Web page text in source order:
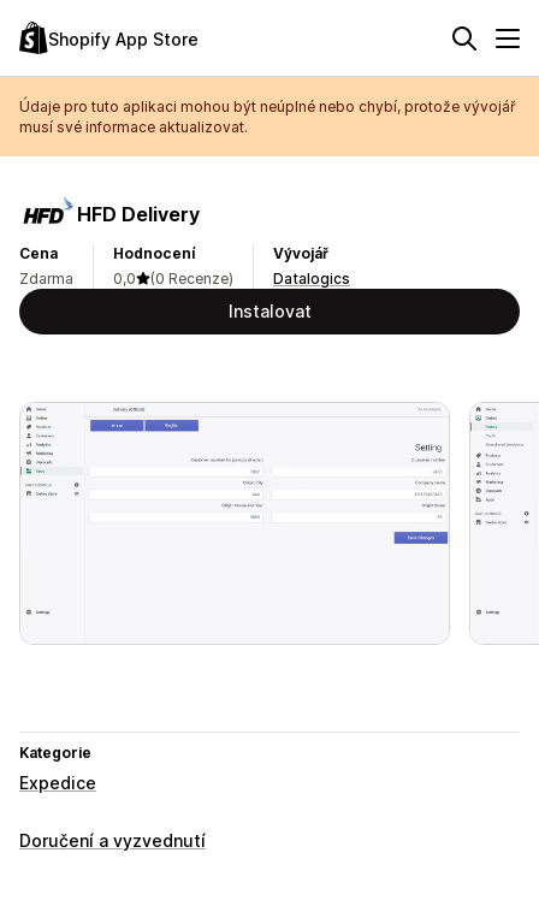
Shopify App Store
Údaje pro tuto aplikaci mohou být neúplné nebo chybí, protože vývojář
musí své informace aktualizovat.
HFD Delivery
Cena
Zdarma
Hodnocení
0,0
(0 Recenze)
Vývojář
Datalogics
Instalovat
Kategorie
Expedice
Doručení a vyzvednutí